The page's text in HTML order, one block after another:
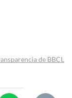
de BBCL